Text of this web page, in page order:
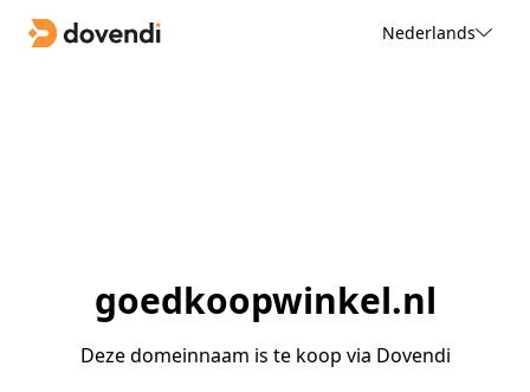
Nederlands
goedkoopwinkel.nl
Deze domeinnaam is te koop via Dovendi